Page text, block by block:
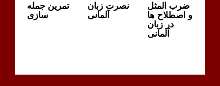
تمرین جمله
سازی
نصرت زبان
آلمانی
ضرب المثل
و اصطلاح ها
در زبان
آلمانی